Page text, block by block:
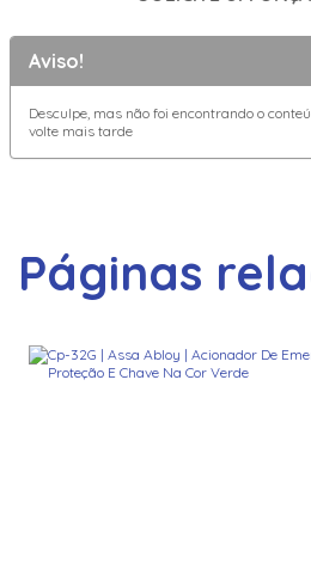
Aviso!
Desculpe, mas não foi encontrando o
volte mais tarde
Páginas